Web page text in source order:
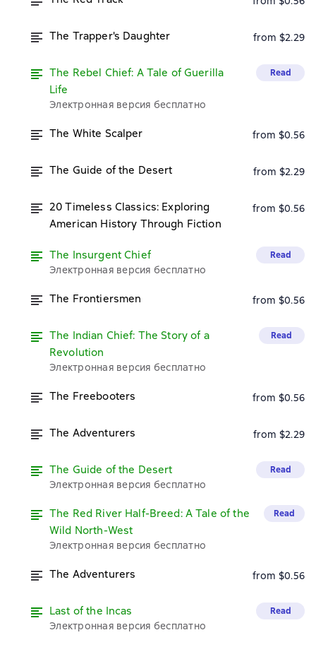
The Trapper's Daughter from $2.29
The Rebel Chief: A Tale of Guerilla
Life
Электронная версия бесплатно
Read
The White Scalper from $0.56
The Guide of the Desert from $2.29
20 Timeless Classics: Exploring
American History Through Fiction
from $0.56
The Insurgent Chief
Электронная версия бесплатно
Read
The Frontiersmen from $0.56
The Indian Chief: The Story of a
Revolution
Электронная версия бесплатно
Read
The Freebooters from $0.56
The Adventurers from $2.29
The Guide of the Desert
Электронная версия бесплатно
Read
The Red River Half-Breed: A Tale of the
Wild North-West
Электронная версия бесплатно
Read
The Adventurers from $0.56
Last of the Incas
Электронная версия бесплатно
Read